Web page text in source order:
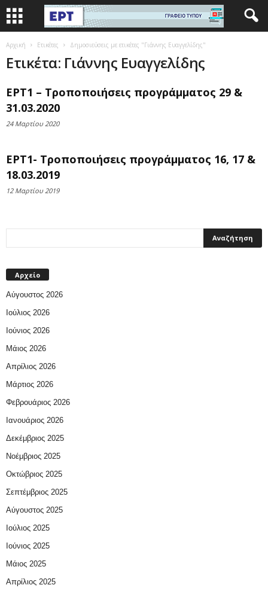
Αρχική Ετικέτες Δημοσιεύσεις με ετικέτες "Γιάννης Ευαγγελίδης"
Ετικέτα: Γιάννης Ευαγγελίδης
ΕΡΤ1 – Τροποποιήσεις προγράμματος 29 &
31.03.2020
24 Μαρτίου 2020
ΕΡΤ1- Τροποποιήσεις προγράμματος 16, 17 &
18.03.2019
12 Μαρτίου 2019
Αρχείο
Αύγουστος 2026
Ιούλιος 2026
Ιούνιος 2026
Μάιος 2026
Απρίλιος 2026
Μάρτιος 2026
Φεβρουάριος 2026
Ιανουάριος 2026
Δεκέμβριος 2025
Νοέμβριος 2025
Οκτώβριος 2025
Σεπτέμβριος 2025
Αύγουστος 2025
Ιούλιος 2025
Ιούνιος 2025
Μάιος 2025
Απρίλιος 2025